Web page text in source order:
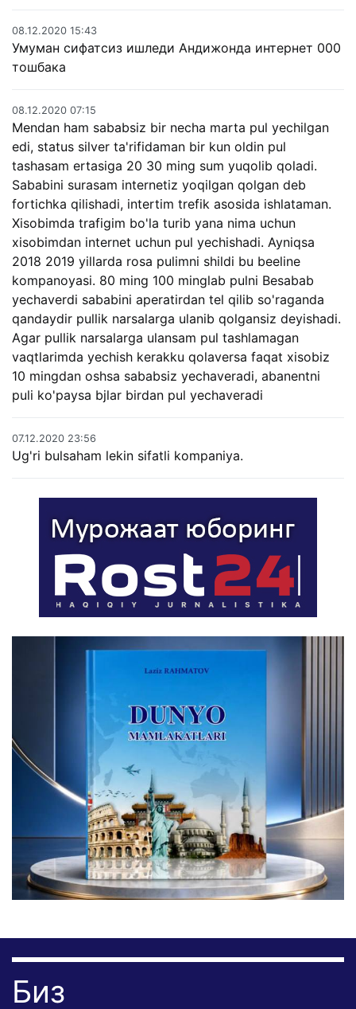
08.12.2020 15:43
Умуман сифатсиз ишледи Андижонда интернет 000
тошбака
08.12.2020 07:15
Mendan ham sababsiz bir necha marta pul yechilgan
edi, status silver ta'rifidaman bir kun oldin pul
tashasam ertasiga 20 30 ming sum yuqolib qoladi.
Sababini surasam internetiz yoqilgan qolgan deb
fortichka qilishadi, intertim trefik asosida ishlataman.
Xisobimda trafigim bo'la turib yana nima uchun
xisobimdan internet uchun pul yechishadi. Ayniqsa
2018 2019 yillarda rosa pulimni shildi bu beeline
kompanoyasi. 80 ming 100 minglab pulni Besabab
yechaverdi sababini aperatirdan tel qilib so'raganda
qandaydir pullik narsalarga ulanib qolgansiz deyishadi.
Agar pullik narsalarga ulansam pul tashlamagan
vaqtlarimda yechish kerakku qolaversa faqat xisobiz
10 mingdan oshsa sababsiz yechaveradi, abanentni
puli ko'paysa bjlar birdan pul yechaveradi
07.12.2020 23:56
Ug'ri bulsaham lekin sifatli kompaniya.
Биз